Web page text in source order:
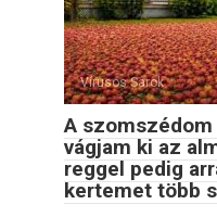
Vírusos Sarok
A
vágjam ki az
reggel pedig
kertemet több